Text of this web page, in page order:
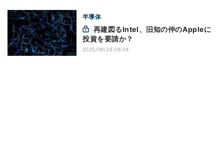
半導体
投資を要請か？
2025/09/26 09:04